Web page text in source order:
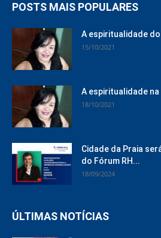
POSTS MAIS POPULARES
A espiritualidade
15/10/2021
A espiritualidade
18/10/2021
Cidade da Praia
do Fórum RH...
18/09/2024
ÚLTIMAS NOTÍCIAS